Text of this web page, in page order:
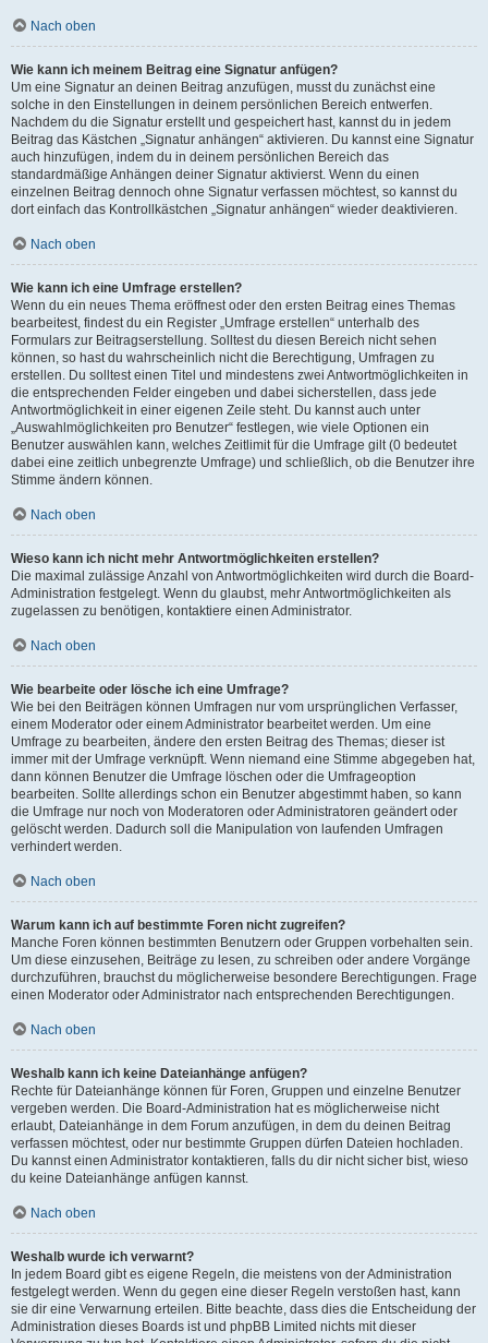
Nach oben
Wie kann ich meinem Beitrag eine Signatur anfügen?
Um eine Signatur an deinen Beitrag anzufügen, musst du zunächst eine
solche in den Einstellungen in deinem persönlichen Bereich entwerfen.
Nachdem du die Signatur erstellt und gespeichert hast, kannst du in jedem
Beitrag das Kästchen „Signatur anhängen“ aktivieren. Du kannst eine Signatur
auch hinzufügen, indem du in deinem persönlichen Bereich das
standardmäßige Anhängen deiner Signatur aktivierst. Wenn du einen
einzelnen Beitrag dennoch ohne Signatur verfassen möchtest, so kannst du
dort einfach das Kontrollkästchen „Signatur anhängen“ wieder deaktivieren.
Nach oben
Wie kann ich eine Umfrage erstellen?
Wenn du ein neues Thema eröffnest oder den ersten Beitrag eines Themas
bearbeitest, findest du ein Register „Umfrage erstellen“ unterhalb des
Formulars zur Beitragserstellung. Solltest du diesen Bereich nicht sehen
können, so hast du wahrscheinlich nicht die Berechtigung, Umfragen zu
erstellen. Du solltest einen Titel und mindestens zwei Antwortmöglichkeiten in
die entsprechenden Felder eingeben und dabei sicherstellen, dass jede
Antwortmöglichkeit in einer eigenen Zeile steht. Du kannst auch unter
„Auswahlmöglichkeiten pro Benutzer“ festlegen, wie viele Optionen ein
Benutzer auswählen kann, welches Zeitlimit für die Umfrage gilt (0 bedeutet
dabei eine zeitlich unbegrenzte Umfrage) und schließlich, ob die Benutzer ihre
Stimme ändern können.
Nach oben
Wieso kann ich nicht mehr Antwortmöglichkeiten erstellen?
Die maximal zulässige Anzahl von Antwortmöglichkeiten wird durch die Board-
Administration festgelegt. Wenn du glaubst, mehr Antwortmöglichkeiten als
zugelassen zu benötigen, kontaktiere einen Administrator.
Nach oben
Wie bearbeite oder lösche ich eine Umfrage?
Wie bei den Beiträgen können Umfragen nur vom ursprünglichen Verfasser,
einem Moderator oder einem Administrator bearbeitet werden. Um eine
Umfrage zu bearbeiten, ändere den ersten Beitrag des Themas; dieser ist
immer mit der Umfrage verknüpft. Wenn niemand eine Stimme abgegeben hat,
dann können Benutzer die Umfrage löschen oder die Umfrageoption
bearbeiten. Sollte allerdings schon ein Benutzer abgestimmt haben, so kann
die Umfrage nur noch von Moderatoren oder Administratoren geändert oder
gelöscht werden. Dadurch soll die Manipulation von laufenden Umfragen
verhindert werden.
Nach oben
Warum kann ich auf bestimmte Foren nicht zugreifen?
Manche Foren können bestimmten Benutzern oder Gruppen vorbehalten sein.
Um diese einzusehen, Beiträge zu lesen, zu schreiben oder andere Vorgänge
durchzuführen, brauchst du möglicherweise besondere Berechtigungen. Frage
einen Moderator oder Administrator nach entsprechenden Berechtigungen.
Nach oben
Weshalb kann ich keine Dateianhänge anfügen?
Rechte für Dateianhänge können für Foren, Gruppen und einzelne Benutzer
vergeben werden. Die Board-Administration hat es möglicherweise nicht
erlaubt, Dateianhänge in dem Forum anzufügen, in dem du deinen Beitrag
verfassen möchtest, oder nur bestimmte Gruppen dürfen Dateien hochladen.
Du kannst einen Administrator kontaktieren, falls du dir nicht sicher bist, wieso
du keine Dateianhänge anfügen kannst.
Nach oben
Weshalb wurde ich verwarnt?
In jedem Board gibt es eigene Regeln, die meistens von der Administration
festgelegt werden. Wenn du gegen eine dieser Regeln verstoßen hast, kann
sie dir eine Verwarnung erteilen. Bitte beachte, dass dies die Entscheidung der
Administration dieses Boards ist und phpBB Limited nichts mit dieser